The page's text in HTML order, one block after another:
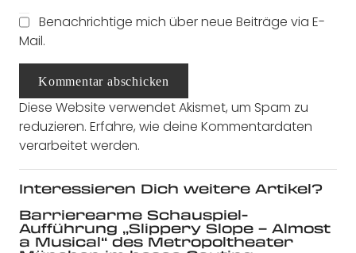
Benachrichtige mich über neue Beiträge via E-
Mail.
Kommentar abschicken
Diese Website verwendet Akismet, um Spam zu
reduzieren. Erfahre, wie deine Kommentardaten
verarbeitet werden.
Interessieren Dich weitere Artikel?
Barrierearme Schauspiel-
Aufführung „Slippery Slope – Almost
a Musical“ des Metropoltheater